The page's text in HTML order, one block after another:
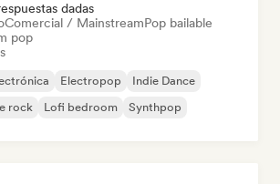
dadas
Comercial / MainstreamPop bailable
pop
Electropop
Indie Dance
rock Lofi bedroom Synthpop